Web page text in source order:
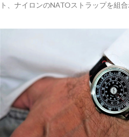
ト、ナイロンのNATOストラップを組